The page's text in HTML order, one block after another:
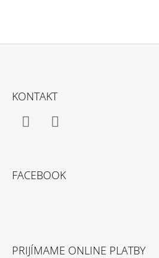
KONTAKT
FACEBOOK
PRIJÍMAME ONLINE PLATBY